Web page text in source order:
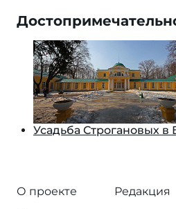
Усадьба Строгановых в
О проекте
Редакция